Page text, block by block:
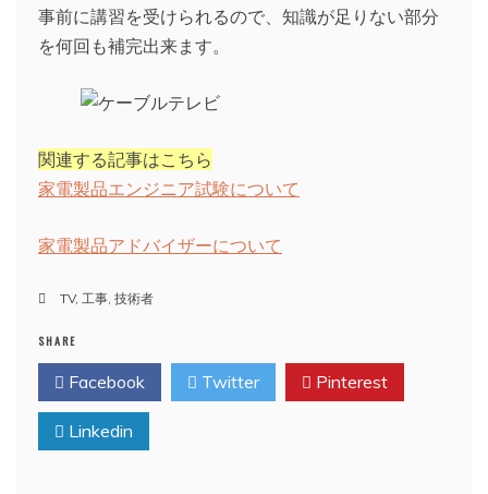
事前に講習を受けられるので、知識が足りない部分
を何回も補完出来ます。
関連する記事はこちら
家電製品エンジニア試験について
家電製品アドバイザーについて
TV, 工事 技術者
SHARE
Facebook Twitter Pinterest
Linkedin